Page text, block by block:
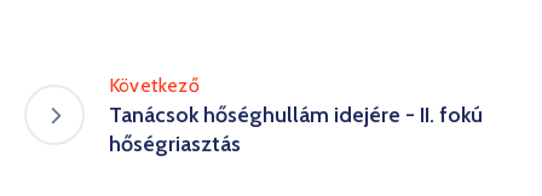
Következő
Tanácsok hőséghullám idejére - II. fokú
hőségriasztás